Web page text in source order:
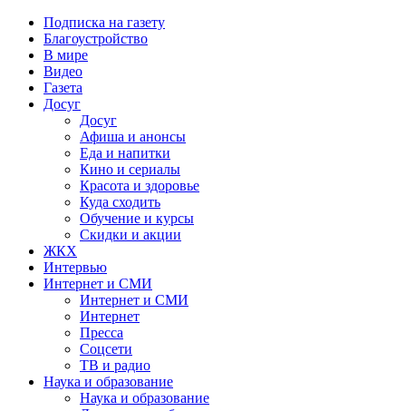
Подписка на газету
Благоустройство
В мире
Видео
Газета
Досуг
Досуг
Афиша и анонсы
Еда и напитки
Кино и сериалы
Красота и здоровье
Куда сходить
Обучение и курсы
Скидки и акции
ЖКХ
Интервью
Интернет и СМИ
Интернет и СМИ
Интернет
Пресса
Соцсети
ТВ и радио
Наука и образование
Наука и образование